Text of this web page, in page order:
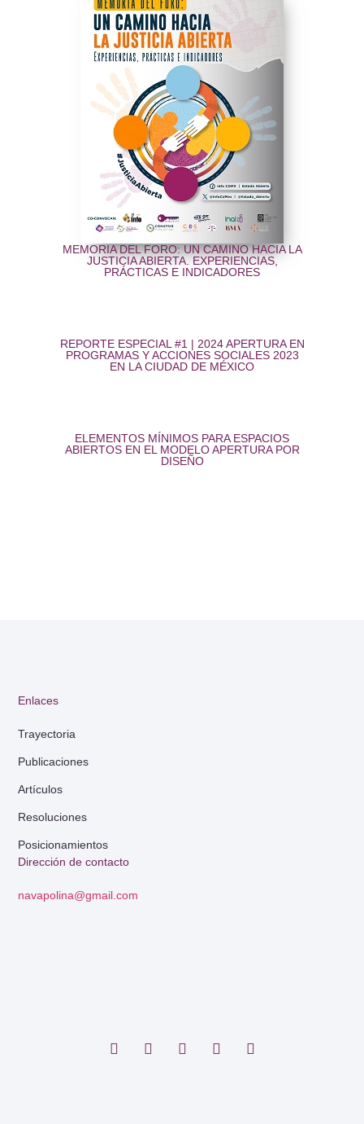
MEMORIA DEL FORO: UN CAMINO HACIA LA
JUSTICIA ABIERTA. EXPERIENCIAS,
PRÁCTICAS E INDICADORES
REPORTE ESPECIAL #1 | 2024 APERTURA EN
PROGRAMAS Y ACCIONES SOCIALES 2023
EN LA CIUDAD DE MÉXICO
ELEMENTOS MÍNIMOS PARA ESPACIOS
ABIERTOS EN EL MODELO APERTURA POR
DISEÑO
Dirección de contacto
navapolina@gmail.com
Enlaces
Trayectoria
Publicaciones
Artículos
Resoluciones
Posicionamientos